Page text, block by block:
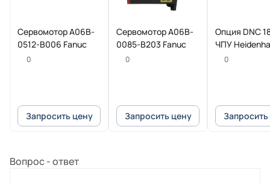
Сервомотор A06B-
0512-B006 Fanuc
0
Запросить цену
Сервомотор A06B-
0085-B203 Fanuc
0
Запросить цену
Опция DNC
ЧПУ
0
Вопрос - ответ